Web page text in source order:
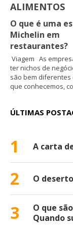
ALIMENTOS
O que é uma
Michelin em
restaurantes?
Viagem As
ter nichos de
são bem diferentes
que conhecemos,
ÚLTIMAS
1 A carta
2 O
3
O que
Quando